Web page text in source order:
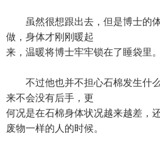
虽然很想跟出去，但是博士的体
做，身体才刚刚暖起
来，温暖将博士牢牢锁在了睡袋里。
不过他也并不担心石棉发生什么
来不会没有后手，更
何况是在石棉身体状况越来越差，
废物一样的人的时候。